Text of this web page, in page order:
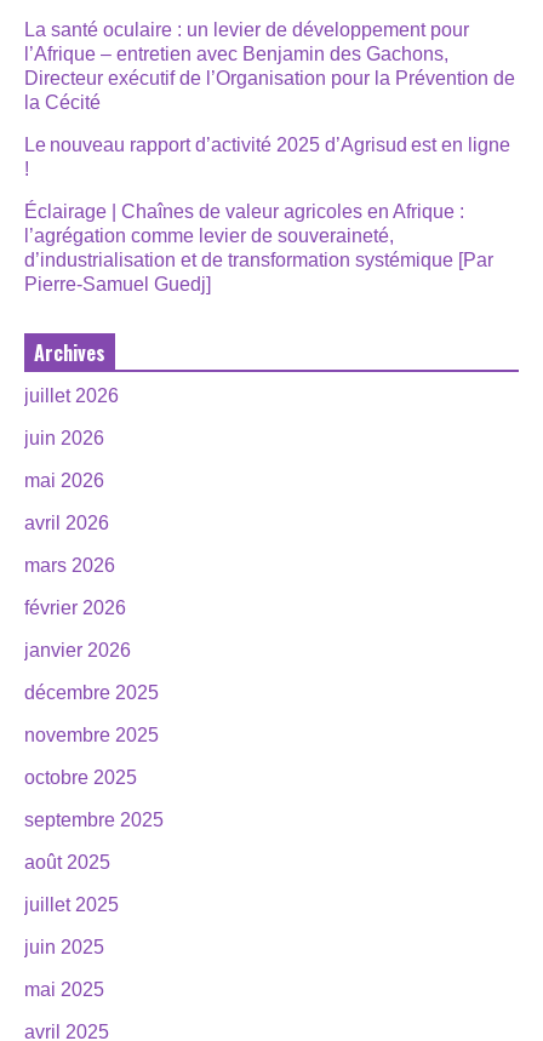
La santé oculaire : un levier de développement pour
l’Afrique – entretien avec Benjamin des Gachons,
Directeur exécutif de l’Organisation pour la Prévention de
la Cécité
Le nouveau rapport d’activité 2025 d’Agrisud est en ligne
!
Éclairage | Chaînes de valeur agricoles en Afrique :
l’agrégation comme levier de souveraineté,
d’industrialisation et de transformation systémique [Par
Pierre-Samuel Guedj]
Archives
juillet 2026
juin 2026
mai 2026
avril 2026
mars 2026
février 2026
janvier 2026
décembre 2025
novembre 2025
octobre 2025
septembre 2025
août 2025
juillet 2025
juin 2025
mai 2025
avril 2025